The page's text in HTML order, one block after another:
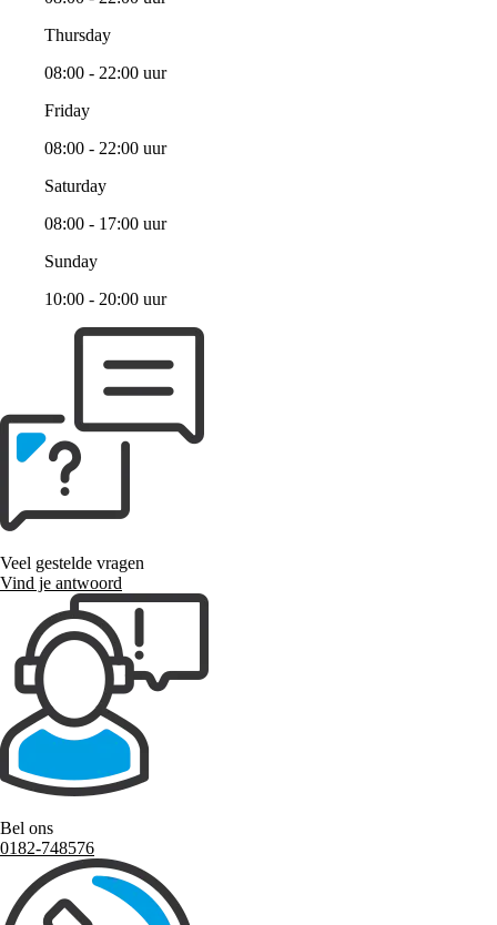
Thursday
08:00 - 22:00 uur
Friday
08:00 - 22:00 uur
Saturday
08:00 - 17:00 uur
Sunday
10:00 - 20:00 uur
Veel gestelde vragen
Vind je antwoord
Bel ons
0182-748576